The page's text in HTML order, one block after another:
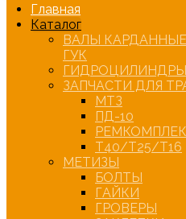
Главная
Каталог
ВАЛЫ
ГУК
ГИДРОЦИЛИНДРЫ
ЗАПЧАСТИ ДЛЯ
МТЗ
ПД-10
Т40/Т25/Т16
МЕТИЗЫ
БОЛТЫ
ГАЙКИ
ГРОВЕРЫ